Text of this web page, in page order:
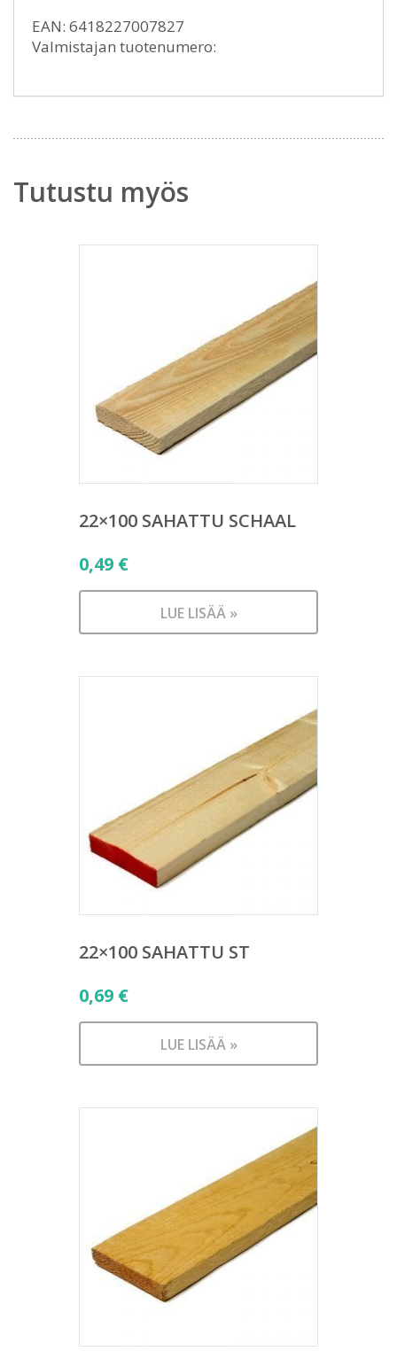
EAN: 6418227007827
Valmistajan tuotenumero:
Tutustu myös
22×100 SAHATTU SCHAAL
0,49 €
LUE LISÄÄ »
22×100 SAHATTU ST
0,69 €
LUE LISÄÄ »